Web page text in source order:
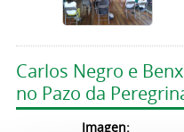
Carlos Negro e
no Pazo da
Imagen: